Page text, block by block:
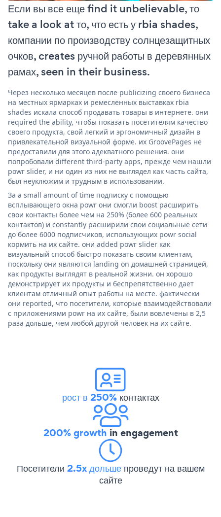
Если вы все еще find it unbelievable, то
take a look at то, что есть у rbia shades,
компании по производству солнцезащитных
очков, creates ручной работы в деревянных
рамах, seen in their business.
Через несколько месяцев после publicizing своего бизнеса
на местных ярмарках и ремесленных выставках rbia
shades искала способ продавать товары в интернете. они
required the ability, чтобы показать посетителям качество
своего продукта, свой легкий и эргономичный дизайн в
привлекательной визуальной форме. их GroovePages не
предоставили для этого адекватного решения. они
попробовали different third-party apps, прежде чем нашли
powr slider, и ни один из них не выглядел как часть сайта,
был неуклюжим и трудным в использовании.
За a small amount of time подписку с помощью
всплывающего окна powr они смогли boost расширить
свои контакты более чем на 250% (более 600 реальных
контактов) и constantly расширили свои социальные сети
до более 6000 подписчиков, использующих powr social
кормить на их сайте. они added powr slider как
визуальный способ быстро показать своим клиентам,
поскольку они являются landing on домашней страницей,
как продукты выглядят в реальной жизни. он хорошо
демонстрирует их продукты и беспрепятственно дает
клиентам отличный опыт работы на месте. фактически
они reported, что посетители, которые взаимодействовали
с приложениями powr на их сайте, были вовлечены в 2,5
раза дольше, чем любой другой человек на их сайте.
рост в 250%контактах
200% growth in engagement
Посетители 2.5x дольше проведут на вашем
сайте